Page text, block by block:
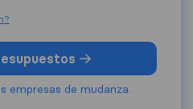
empresas de mudanza.